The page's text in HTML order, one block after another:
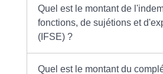
Quel est le montant de
fonctions, de sujétions et
(IFSE) ?
Quel est le montant du